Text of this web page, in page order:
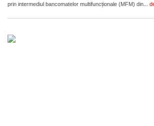
prin intermediul bancomatelor multifuncționale (MFM) din...